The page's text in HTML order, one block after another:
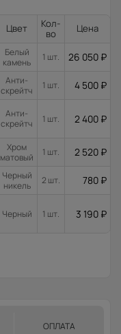
Цвет
Кол-
во
Цена
Белый
камень
1 шт. 26 050 ₽
Анти-
скрейтч
1 шт. 4 500 ₽
Анти-
скрейтч
1 шт. 2 400 ₽
Хром
матовый
1 шт. 2 520 ₽
Черный
никель
2 шт. 780 ₽
Черный 1 шт. 3 190 ₽
ОПЛАТА